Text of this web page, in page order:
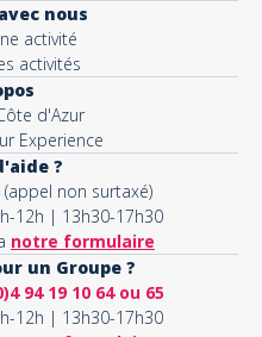
nous
activité
activités
d'Azur
Experience
?
(appel non surtaxé)
12h | 13h30-17h30
notre formulaire
un Groupe ?
94 19 10 64 ou 65
12h | 13h30-17h30